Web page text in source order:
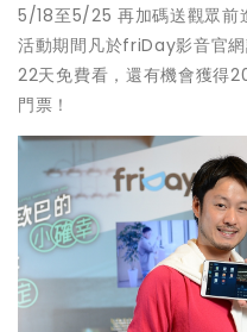
5/18至5/25 再加碼送觀眾前
活動期間凡於friDay影音官
22天免費看，還有機會獲得
門票！